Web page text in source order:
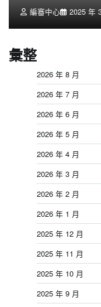
編審中心 2025 年
彙整
2026 年 8 月
2026 年 7 月
2026 年 6 月
2026 年 5 月
2026 年 4 月
2026 年 3 月
2026 年 2 月
2026 年 1 月
2025 年 12 月
2025 年 11 月
2025 年 10 月
2025 年 9 月